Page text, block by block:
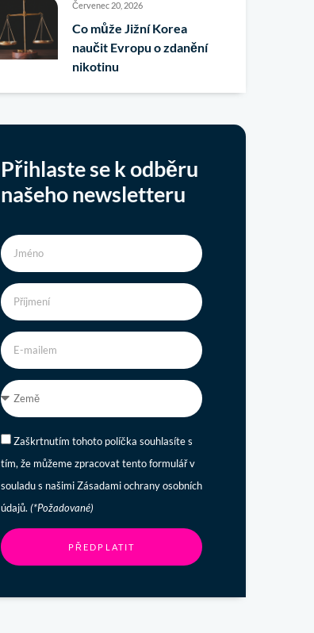
Červenec 20, 2026
Co může Jižní Korea
naučit Evropu o zdanění
nikotinu
Přihlaste se k odběru
našeho newsletteru
Zaškrtnutím tohoto políčka souhlasíte s
tím, že můžeme zpracovat tento formulář v
souladu s našimi Zásadami ochrany osobních
údajů. (*Požadované)
PŘEDPLATIT